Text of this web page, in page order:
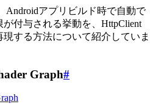
Androidアプリビルド時で自動で
付与される挙動を、HttpClient
する方法について紹介していま
Graph#